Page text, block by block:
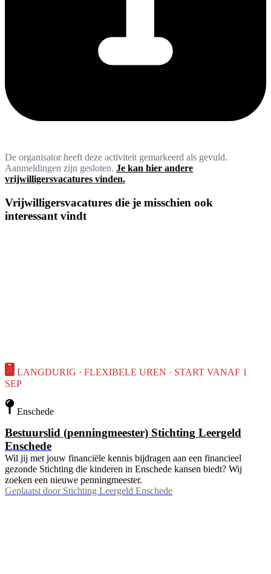
De organisator heeft deze activiteit gemarkeerd als gevuld.
Aanmeldingen zijn gesloten. Je kan hier andere
vrijwilligersvacatures vinden.
Vrijwilligersvacatures die je misschien ook
interessant vindt
LANGDURIG · FLEXIBELE UREN · START VANAF 1
SEP
Enschede
Bestuurslid (penningmeester) Stichting Leergeld
Enschede
Wil jij met jouw financiële kennis bijdragen aan een financieel
gezonde Stichting die kinderen in Enschede kansen biedt? Wij
zoeken een nieuwe penningmeester.
Geplaatst door Stichting Leergeld Enschede